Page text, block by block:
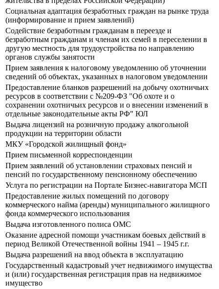
Социальная адаптация безработных граждан на рынке труда
(информирование и прием заявлений)
Содействие безработным гражданам в переезде и
безработным гражданам и членам их семей в переселении в
другую местность для трудоустройства по направлению
органов службы занятости
Прием заявления к налоговому уведомлению об уточнении
сведений об объектах, указанных в налоговом уведомлении
Предоставление бланков разрешений на добычу охотничьих
ресурсов в соответствии с №209-ФЗ "Об охоте и о
сохранении охотничьих ресурсов и о внесении изменений в
отдельные законодательные акты РФ" ЮЛ
Выдача лицензий на розничную продажу алкогольной
продукции на территории области
МКУ «Городской жилищный фонд»
Прием письменной корреспонденции
Прием заявлений об установлении страховых пенсий и
пенсий по государственному пенсионному обеспечению
Услуга по регистрации на Портале Бизнес-навигатора МСП
Предоставление жилых помещений по договору
коммерческого найма (аренды) муниципального жилищного
фонда коммерческого использования
Выдача изготовленного полиса ОМС
Оказание адресной помощи участникам боевых действий в
период Великой Отечественной войны 1941 – 1945 г.г.
Выдача разрешений на ввод объекта в эксплуатацию
Государственный кадастровый учет недвижимого имущества
и (или) государственная регистрация прав на недвижимое
имущество